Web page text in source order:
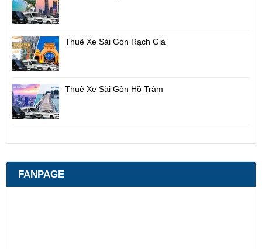
Thuê Xe Sài Gòn Rạch Giá
Thuê Xe Sài Gòn Hồ Tràm
FANPAGE